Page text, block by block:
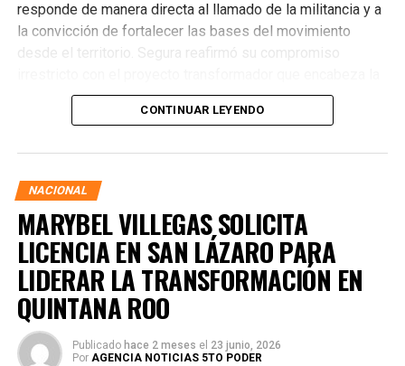
responde de manera directa al llamado de la militancia y a
la convicción de fortalecer las bases del movimiento
desde el territorio. Segura reafirmó su compromiso
presidenta de la República, Claudia Sheinbaum Pardo,
asegurando que la consolidación del bienestar social
CONTINUAR LEYENDO
NACIONAL
MARYBEL VILLEGAS SOLICITA
LICENCIA EN SAN LÁZARO PARA
LIDERAR LA TRANSFORMACIÓN EN
QUINTANA ROO
Publicado hace 2 meses el 23 junio, 2026
Por AGENCIA NOTICIAS 5TO PODER